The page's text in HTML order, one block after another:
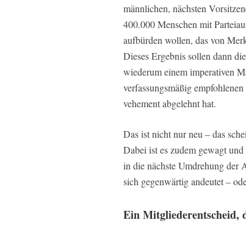
männlichen, nächsten
400.000 Menschen mit
aufbürden wollen, das von
Dieses Ergebnis sollen dann
wiederum einem imperativen
verfassungsmäßig
vehement abgelehnt hat.
Das ist nicht nur neu – das
Dabei ist es zudem gewagt
in die nächste Umdrehung der
sich gegenwärtig andeutet –
Ein Mitgliederentscheid,